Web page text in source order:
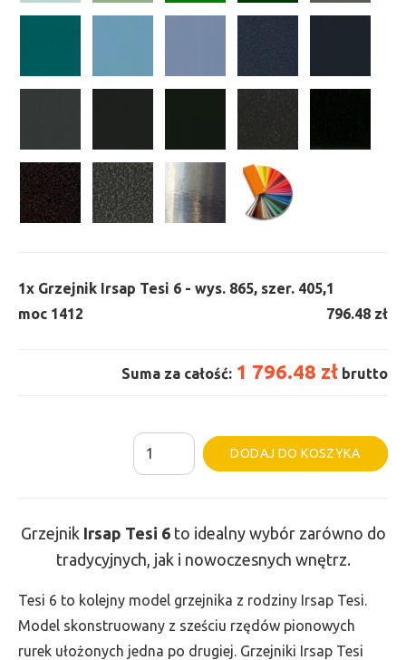
1x Grzejnik Irsap Tesi 6 - wys. 865, szer. 405,
moc 1412
1
796.48 zł
Suma za całość: 1 796.48 zł brutto
ilość
Grzejnik
-
wys.
865,
szer.
DODAJ DO KOSZYKA
Grzejnik Irsap Tesi 6to idealny wybór zarówno do
tradycyjnych, jak i nowoczesnych wnętrz.
Tesi 6 to kolejny model grzejnika z rodziny Irsap Tesi.
Model skonstruowany z sześciu rzędów pionowych
rurek ułożonych jedna po drugiej. Grzejniki Irsap Tesi